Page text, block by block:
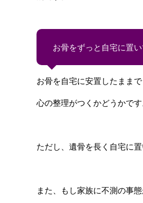
お骨をずっと自宅に置
お骨を自宅に安置したまま
心の整理がつくかどうかです
ただし、遺骨を長く自宅に
また、もし家族に不測の事